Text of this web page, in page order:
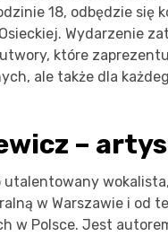
18, odbędzie
Wydarzenie
które
ale także dla
–
w Warszawie i od
w Polsce. Jest